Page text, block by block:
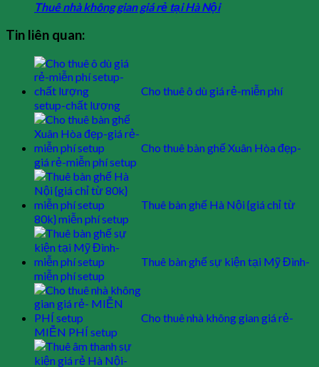
Thuê nhà không gian giá rẻ tại Hà Nội
Tin liên quan:
Cho thuê ô dù giá rẻ-miễn phí
setup-chất lượng
Cho thuê bàn ghế Xuân Hòa đẹp-
giá rẻ-miễn phí setup
Thuê bàn ghế Hà Nội {giá chỉ từ
80k} miễn phí setup
Thuê bàn ghế sự kiện tại Mỹ Đình-
miễn phí setup
Cho thuê nhà không gian giá rẻ-
MIỄN PHÍ setup